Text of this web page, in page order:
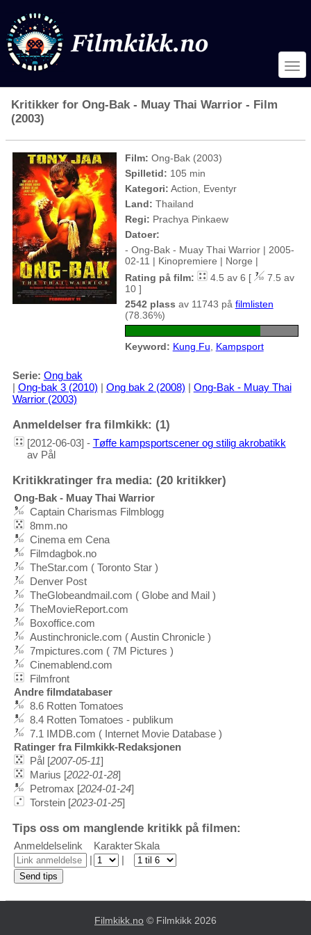
Kritikker for Ong-Bak - Muay Thai Warrior - Film
(2003)
Film: Ong-Bak (2003)
Spilletid: 105 min
Kategori: Action, Eventyr
Land: Thailand
Regi: Prachya Pinkaew
Datoer:
- Ong-Bak - Muay Thai Warrior | 2005-
02-11 | Kinopremiere | Norge |
Rating på film:
4.5 av 6 [
7.5 av
10 ]
2542 plass av 11743 på filmlisten
(78.36%)
Keyword: Kung Fu Kampsport
Serie: Ong bak
| Ong-bak 3 (2010) | Ong bak 2 (2008) | Ong-Bak - Muay Thai
Warrior (2003)
Anmeldelser fra filmkikk: (1)
[2012-06-03] - Tøffe kampsportscener og stilig akrobatikk
av Pål
Kritikkratinger fra media: (20 kritikker)
Ong-Bak - Muay Thai Warrior
Captain Charismas Filmblogg
8mm.no
Cinema em Cena
Filmdagbok.no
TheStar.com ( Toronto Star )
Denver Post
TheGlobeandmail.com ( Globe and Mail )
TheMovieReport.com
Boxoffice.com
Austinchronicle.com ( Austin Chronicle )
7mpictures.com ( 7M Pictures )
Cinemablend.com
Filmfront
Andre filmdatabaser
8.6 Rotten Tomatoes
8.4 Rotten Tomatoes - publikum
7.1 IMDB.com ( Internet Movie Database )
Ratinger fra Filmkikk-Redaksjonen
Pål [2007-05-11]
Marius [2022-01-28]
Petromax [2024-01-24]
Torstein [2023-01-25]
Tips oss om manglende kritikk på filmen:
Anmeldelselink KarakterSkala
|
|
Filmkikk.no © Filmkikk 2026